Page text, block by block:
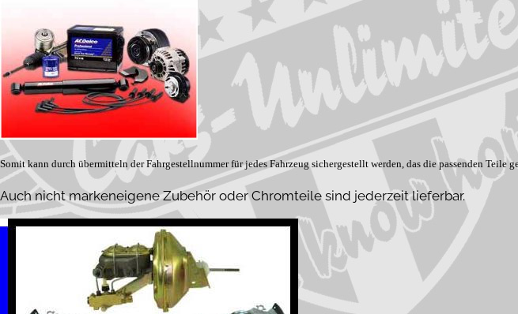
Somit kann durch übermitteln der Fahrgestellnummer für jedes Fahrzeug sichergestellt werden, das die passenden
Auch nicht markeneigene Zubehör oder Chromteile sind jederzeit lieferbar.